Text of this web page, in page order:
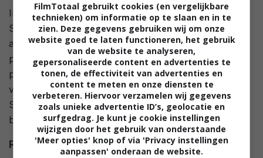
In S.W.A.T. Under Siege eindigt een inval van DEA en
S.W.A.T. bij een kartel in een vuurgevecht. S.W.A.T.-
agent Travis Hall neemt een van de mensen die ze te
pakken krijgen mee. Deze blijkt echter een gewild
persoon, aangezien ze onder vuur komen te liggen
van verschillende teams. Het blijkt te gaan om 'The
Scorpion', een geheimagent die een plaats heeft
bemachtigd binnen het kartel.
Regie Tony Giglio
FilmTotaal gebruikt cookies (en vergelijkbare
technieken) om informatie op te slaan en in te
zien. Deze gegevens gebruiken wij om onze
website goed te laten functioneren, het gebruik
van de website te analyseren,
gepersonaliseerde content en advertenties te
tonen, de effectiviteit van advertenties en
content te meten en onze diensten te
verbeteren. Hiervoor verzamelen wij gegevens
zoals unieke advertentie ID’s, geolocatie en
surfgedrag. Je kunt je cookie instellingen
wijzigen door het gebruik van onderstaande
'Meer opties' knop of via 'Privacy instellingen
aanpassen' onderaan de website.